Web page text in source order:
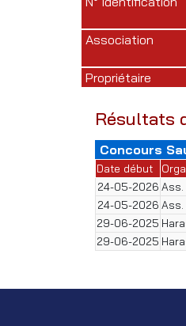
Association
Propriétaire
Résultats
Concours
Date début
24-05-2026
24-05-2026
29-06-2025
29-06-2025